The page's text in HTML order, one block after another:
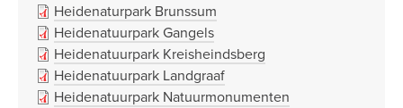
Heidenaturpark Brunssum
Heidenatuurpark Gangels
Heidenatuurpark Kreisheindsberg
Heidenatuurpark Landgraaf
Heidenatuurpark Natuurmonumenten